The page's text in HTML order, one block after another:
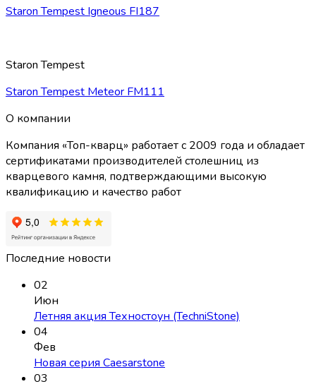
Staron Tempest Igneous FI187
Staron Tempest
Staron Tempest Meteor FM111
О компании
Компания «Топ-кварц» работает с 2009 года и обладает
сертификатами производителей столешниц из
кварцевого камня, подтверждающими высокую
квалификацию и качество работ
Последние новости
02
Июн
Летняя акция Техностоун (TechniStone)
04
Фев
Новая серия Caesarstone
03